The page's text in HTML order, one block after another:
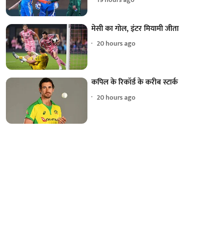
मेसी का गोल, इंटर मियामी जीता
20 hours ago
कपिल के रिकॉर्ड के करीब स्टार्क
20 hours ago